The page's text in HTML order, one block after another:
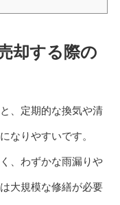
却する際の
、定期的な換気や清
なりやすいです。
、わずかな雨漏りや
大規模な修繕が必要